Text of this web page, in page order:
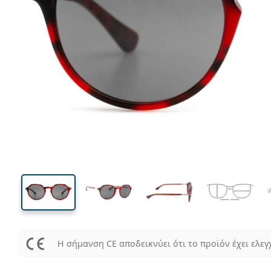
Μήκος σκελετού
44 mm
Ύψος φακού
51 mm
Μήκος φακού
Η σήμανση CE αποδεικνύει ότι το προϊόν έχει